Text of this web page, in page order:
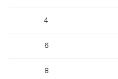
4
6
8